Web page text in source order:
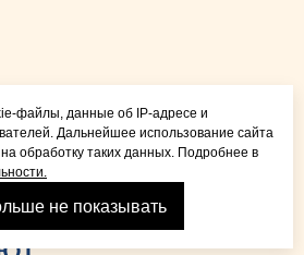
файлы, данные об IP-адресе и
Дальнейшее использование сайта
обработку таких данных. Подробнее в
не показывать